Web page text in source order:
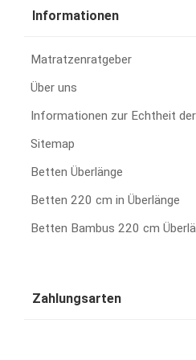
Informationen
Matratzenratgeber
Über uns
Informationen zur Echtheit
Sitemap
Betten Überlänge
Betten 220 cm in Überlänge
Betten Bambus 220 cm
Zahlungsarten